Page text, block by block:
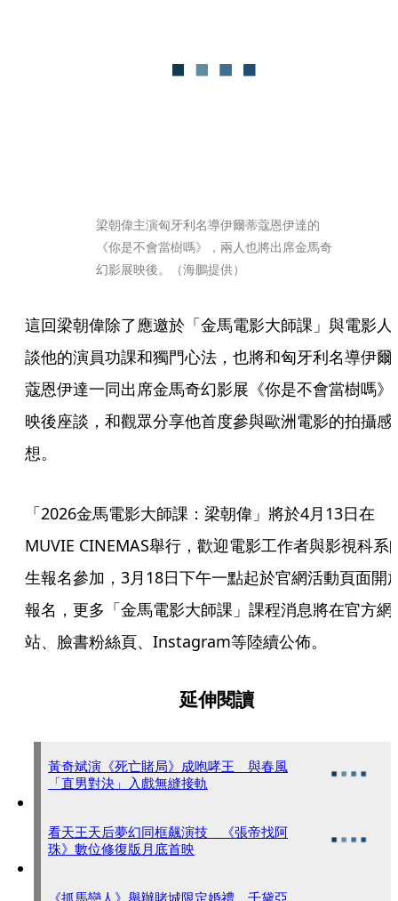
梁朝偉主演匈牙利名導伊爾蒂蔻恩伊達的
《你是不會當樹嗎》，兩人也將出席金馬奇
幻影展映後。（海鵬提供）
這回梁朝偉除了應邀於「金馬電影大師課」與電影人
談他的演員功課和獨門心法，也將和匈牙利名導伊爾
蔻恩伊達一同出席金馬奇幻影展《你是不會當樹嗎》
映後座談，和觀眾分享他首度參與歐洲電影的拍攝感
想。
「2026金馬電影大師課：梁朝偉」將於4月13日在
MUVIE CINEMAS舉行，歡迎電影工作者與影視科系
生報名參加，3月18日下午一點起於官網活動頁面開
報名，更多「金馬電影大師課」課程消息將在官方網
站、臉書粉絲頁、Instagram等陸續公佈。
延伸閱讀
黃奇斌演《死亡賭局》成咆哮王 與春風
「直男對決」入戲無縫接軌
看天王天后夢幻同框飆演技 《張帝找阿
珠》數位修復版月底首映
《抓馬戀人》舉辦賭城限定婚禮 千黛亞